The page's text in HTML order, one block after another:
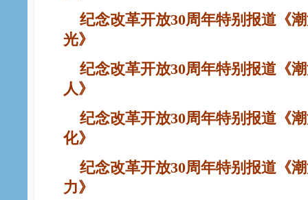
纪念改革开放30周年特别报道《
光》
纪念改革开放30周年特别报道《
人》
纪念改革开放30周年特别报道《
化》
纪念改革开放30周年特别报道《
力》